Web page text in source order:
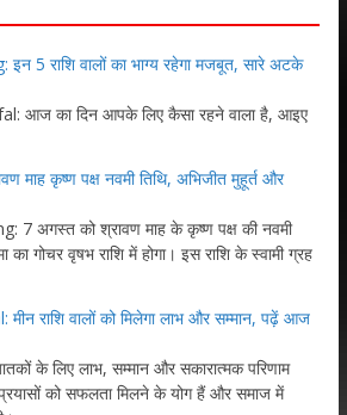
5 राशि वालों का भाग्य रहेगा मजबूत, सारे अटके
आज का दिन आपके लिए कैसा रहने वाला है, आइए
माह कृष्ण पक्ष नवमी तिथि, अभिजीत मुहूर्त और
7 अगस्त को श्रावण माह के कृष्ण पक्ष की नवमी
गोचर वृषभ राशि में होगा। इस राशि के स्वामी ग्रह
राशि वालों को मिलेगा लाभ और सम्मान, पढ़ें आज
के लिए लाभ, सम्मान और सकारात्मक परिणाम
को सफलता मिलने के योग हैं और समाज में